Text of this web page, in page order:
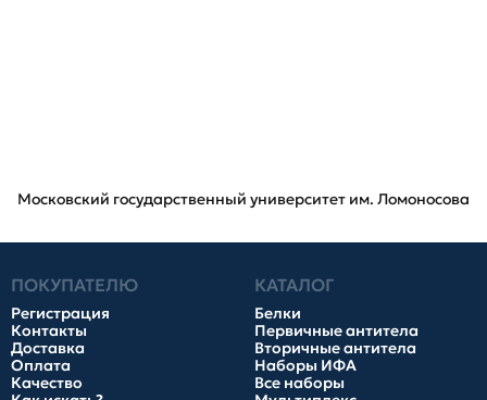
Московский государственный университет им. Ломоносова
ПОКУПАТЕЛЮ
Регистрация
Контакты
Доставка
Оплата
Качество
КАТАЛОГ
Белки
Первичные антитела
Вторичные антитела
Наборы ИФА
Все наборы